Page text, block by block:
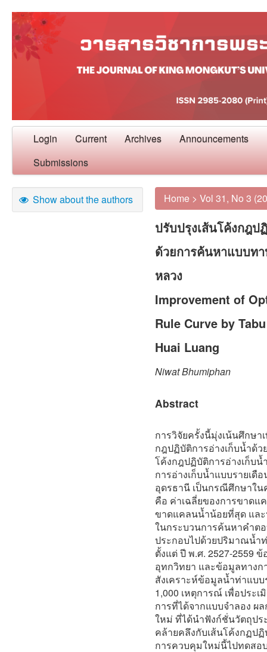
Login Current Archives Announcements
Submissions
Show about the authors Home > Vol 31, No 3
ปรับปรุงเส้นโค้งกฎป
ด้วยการค้นหาแบบท
หลวง
Improvement of
Rule Curve by
Huai Luang
Niwat Bhumiphan
Abstract
การวิจัยครั้งนี้มุ่งเน้นศึกษ
กฎปฏิบัติการอ่างเก็บน้ำด้
โค้งกฎปฏิบัติการอ่างเก็บ
การอ่างเก็บน้ำแบบรายเดื
อุดรธานี เป็นกรณีศึกษาใ
คือ ค่าเฉลี่ยของการขาด
ขาดแคลนน้ำน้อยที่สุด แล
ในกระบวนการค้นหาคำต
ประกอบไปด้วยปริมาณน้ำท่
ตั้งแต่ ปี พ.ศ. 2527-2559
อุทกวิทยา และข้อมูลทางก
สังเคราะห์ข้อมูลน้ำท่าแบบ
1,000 เหตุการณ์ เพื่อประ
การที่ได้จากแบบจำลอง ผ
ใหม่ ที่ได้นำฟังก์ชั่นวัตถุป
คล้ายคลึงกับเส้นโค้งกฏป
การควบคุมใหม่นี้ไปทดสอ